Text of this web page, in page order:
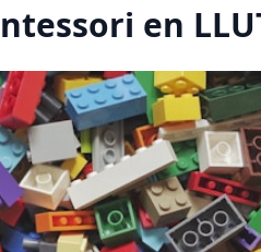
en